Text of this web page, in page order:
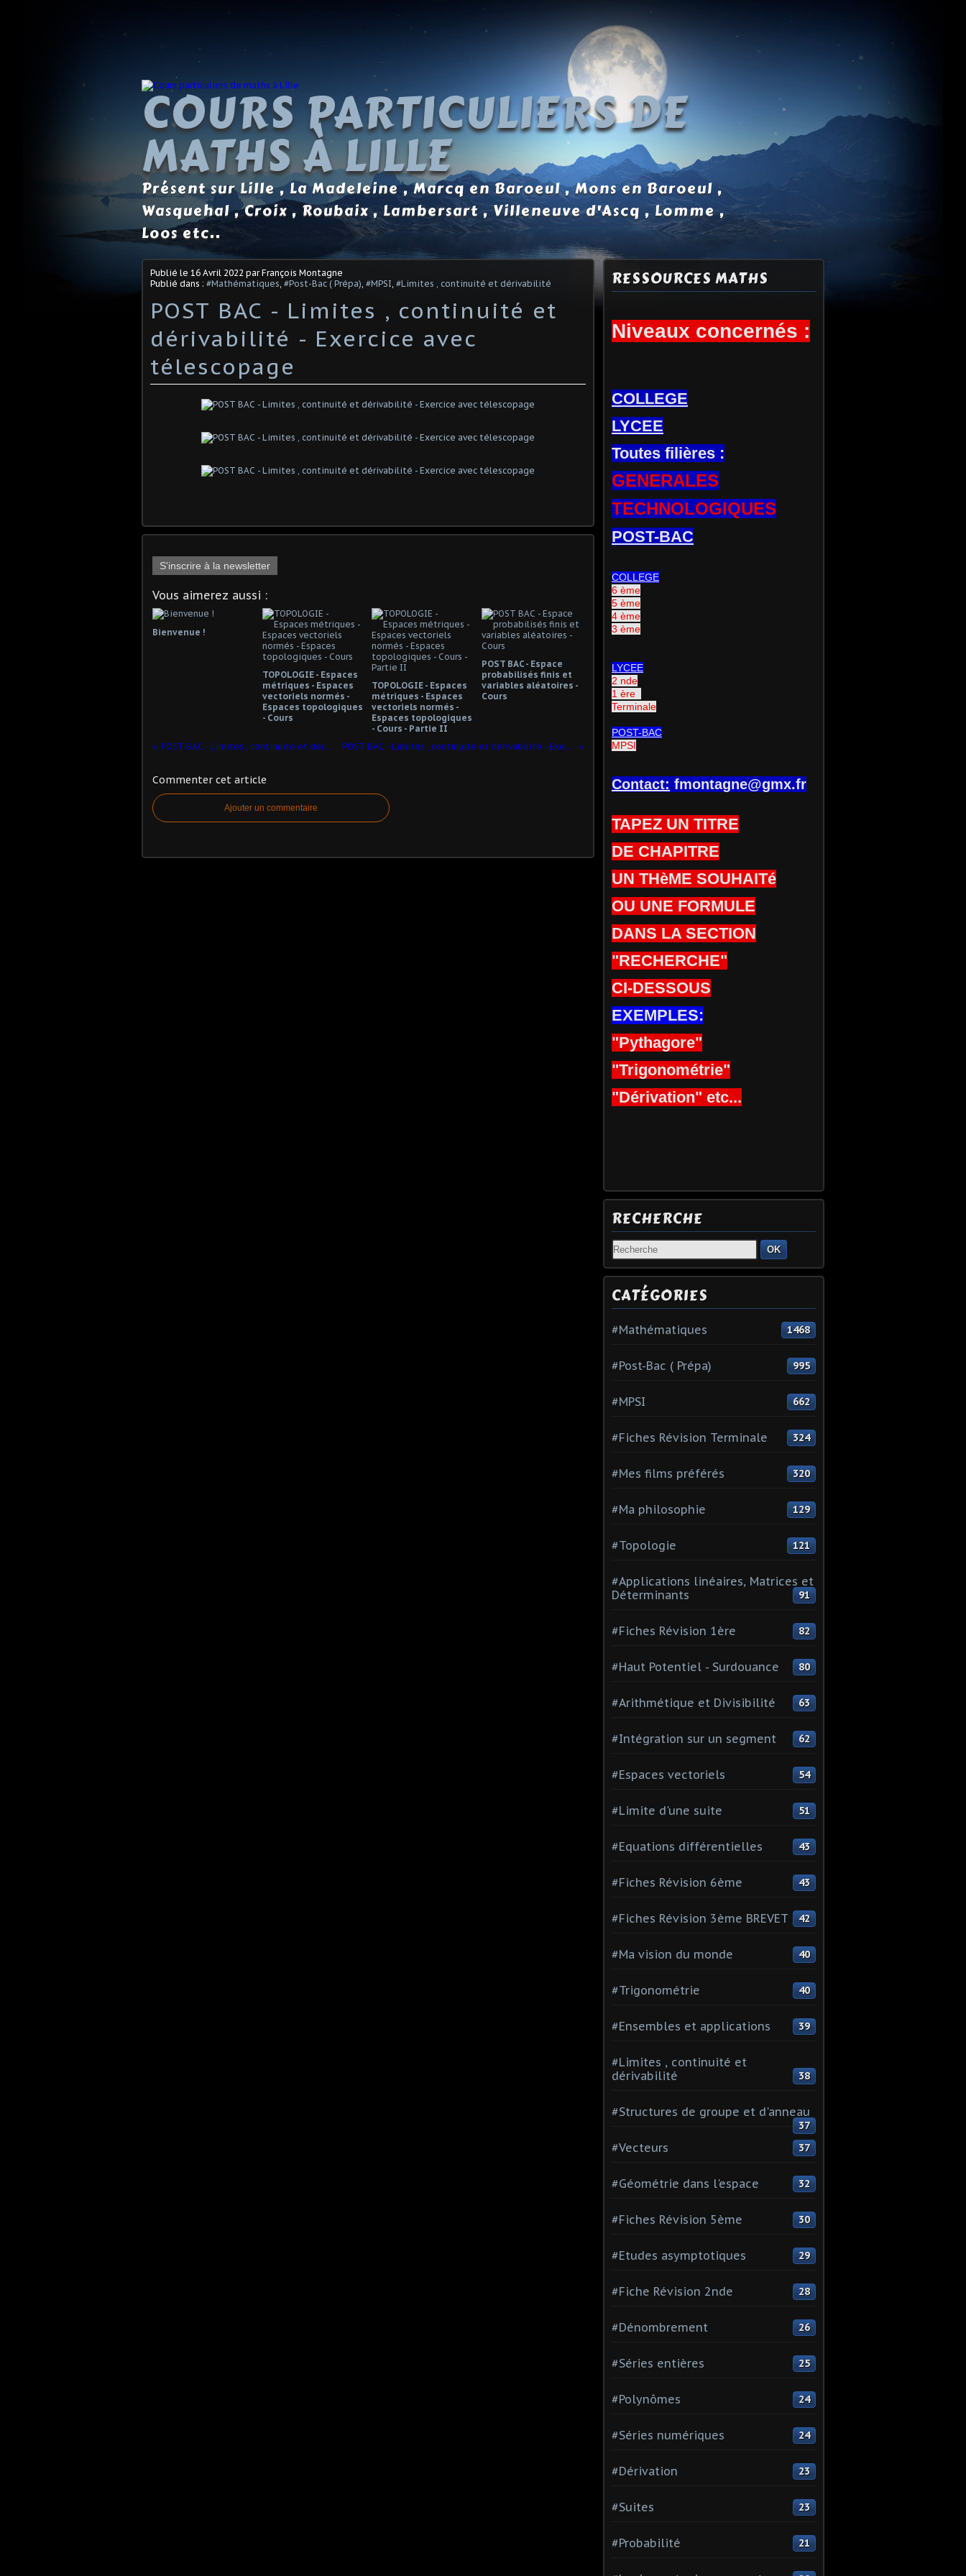
COURS PARTICULIERS DE
MATHS À LILLE
Présent sur Lille , La Madeleine , Marcq en Baroeul , Mons en Baroeul ,
Wasquehal , Croix , Roubaix , Lambersart , Villeneuve d'Ascq , Lomme ,
Loos etc..
Publié le 16 Avril 2022 par François Montagne
Publié dans : #Mathématiques #Post-Bac ( Prépa) #MPSI #Limites , continuité et dérivabilité
POST BAC - Limites , continuité et
dérivabilité - Exercice avec
télescopage
S'inscrire à la newsletter
Vous aimerez aussi :
Bienvenue !
TOPOLOGIE - Espaces
métriques - Espaces
vectoriels normés -
Espaces topologiques
- Cours
TOPOLOGIE - Espaces
métriques - Espaces
vectoriels normés -
Espaces topologiques
- Cours - Partie II
POST BAC - Espace
probabilisés finis et
variables aléatoires -
Cours
POST BAC - Limites , continuité et dérivabilité - Exercice très complet sur le chapitre POST BAC - Limites , continuité et dérivabilité - Exercice subtil avec dérivations successives et théorème de Rolle
Commenter cet article
Ajouter un commentaire
RESSOURCES MATHS
Niveaux concernés :
COLLEGE
LYCEE
Toutes filières :
GENERALES
TECHNOLOGIQUES
POST-BAC
COLLEGE
6 ème
5 ème
4 ème
3 ème
LYCEE
2 nde
1 ère
Terminale
POST-BAC
MPSI
Contact: fmontagne@gmx.fr
TAPEZ UN TITRE
DE CHAPITRE
UN THèME SOUHAITé
OU UNE FORMULE
DANS LA SECTION
"RECHERCHE"
CI-DESSOUS
EXEMPLES:
"Pythagore"
"Trigonométrie"
"Dérivation" etc...
RECHERCHE
OK
CATÉGORIES
#Mathématiques 1468
#Post-Bac ( Prépa) 995
#MPSI 662
#Fiches Révision Terminale 324
#Mes films préférés 320
#Ma philosophie 129
#Topologie 121
#Applications linéaires, Matrices et
Déterminants
91
#Fiches Révision 1ère 82
#Haut Potentiel - Surdouance 80
#Arithmétique et Divisibilité 63
#Intégration sur un segment 62
#Espaces vectoriels 54
#Limite d'une suite 51
#Equations différentielles 43
#Fiches Révision 6ème 43
#Fiches Révision 3ème BREVET 42
#Ma vision du monde 40
#Trigonométrie 40
#Ensembles et applications 39
#Limites , continuité et
dérivabilité
38
#Structures de groupe et d'anneau
37
#Vecteurs 37
#Géométrie dans l'espace 32
#Fiches Révision 5ème 30
#Etudes asymptotiques 29
#Fiche Révision 2nde 28
#Dénombrement 26
#Séries entières 25
#Polynômes 24
#Séries numériques 24
#Dérivation 23
#Suites 23
#Probabilité 21